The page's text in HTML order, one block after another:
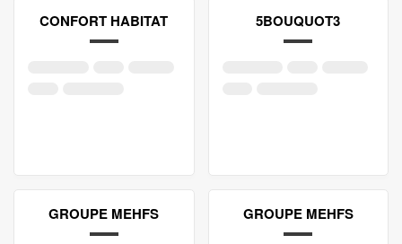
CONFORT HABITAT 5BOUQUOT3
GROUPE MEHFS GROUPE MEHFS